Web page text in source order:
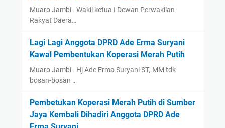
Muaro Jambi - Wakil ketua I Dewan Perwakilan
Rakyat Daera…
Lagi Lagi Anggota DPRD Ade Erma Suryani
Kawal Pembentukan Koperasi Merah Putih
Muaro Jambi - Hj Ade Erma Suryani ST,.MM tdk
bosan-bosan …
Pembetukan Koperasi Merah Putih di Sumber
Jaya Kembali Dihadiri Anggota DPRD Ade